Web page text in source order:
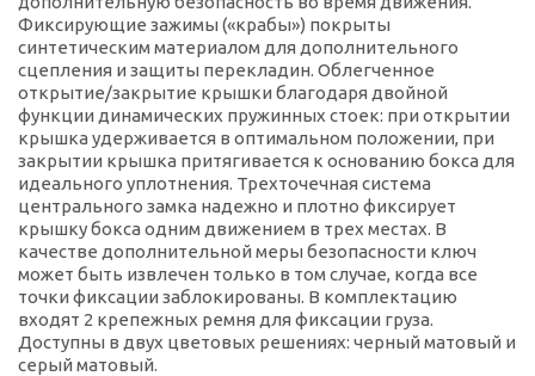
Фиксирующие зажимы («крабы») покрыты
синтетическим материалом для дополнительного
сцепления и защиты перекладин. Облегченное
открытие/закрытие крышки благодаря двойной
функции динамических пружинных стоек: при открытии
крышка удерживается в оптимальном положении, при
закрытии крышка притягивается к основанию бокса для
идеального уплотнения. Трехточечная система
центрального замка надежно и плотно фиксирует
крышку бокса одним движением в трех местах. В
качестве дополнительной меры безопасности ключ
может быть извлечен только в том случае, когда все
точки фиксации заблокированы. В комплектацию
входят 2 крепежных ремня для фиксации груза.
Доступны в двух цветовых решениях: черный матовый и
серый матовый.